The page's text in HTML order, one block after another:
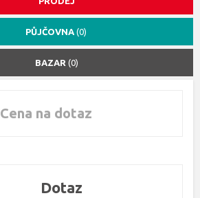
PŮJČOVNA (0)
BAZAR (0)
Cena na dotaz
Dotaz